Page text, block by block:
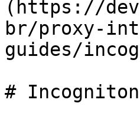
(https://
br/proxy-
guides/
# Incogniton